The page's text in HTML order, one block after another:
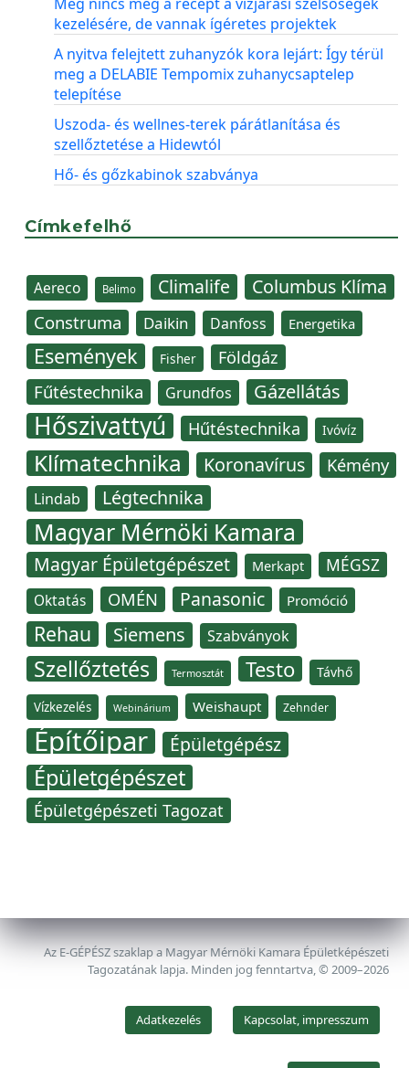
kezelésére, de vannak ígéretes projektek
A nyitva felejtett zuhanyzók kora lejárt: Így térül
meg a DELABIE Tempomix zuhanycsaptelep
telepítése
Uszoda- és wellnes-terek párátlanítása és
szellőztetése a Hidewtól
Hő- és gőzkabinok szabványa
Címkefelhő
Aereco Belimo Climalife Columbus Klíma
Construma Daikin Danfoss Energetika
Események Fisher Földgáz
Fűtéstechnika Grundfos Gázellátás
Hőszivattyú Hűtéstechnika Ivóvíz
Klímatechnika Koronavírus Kémény
Lindab Légtechnika
Magyar Mérnöki Kamara
Magyar Épületgépészet Merkapt MÉGSZ
Oktatás OMÉN Panasonic Promóció
Rehau Siemens Szabványok
Szellőztetés Termosztát Testo Távhő
Vízkezelés Webinárium Weishaupt Zehnder
Építőipar Épületgépész
Épületgépészet
Épületgépészeti Tagozat
Az E-GÉPÉSZ szaklap a Magyar Mérnöki Kamara Épületképészeti
Tagozatának lapja. Minden jog fenntartva, © 2009–2026
Adatkezelés Kapcsolat, impresszum